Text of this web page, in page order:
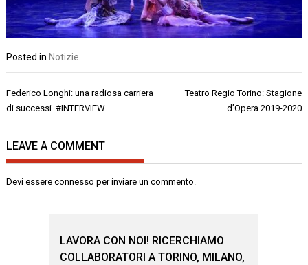
Posted in Notizie
Navigazione
articoli
Federico Longhi: una radiosa carriera
di successi. #INTERVIEW
Teatro Regio Torino: Stagione
d’Opera 2019-2020
LEAVE A COMMENT
Devi essereconnesso per inviare un commento.
LAVORA CON NOI! RICERCHIAMO
COLLABORATORI A TORINO, MILANO,